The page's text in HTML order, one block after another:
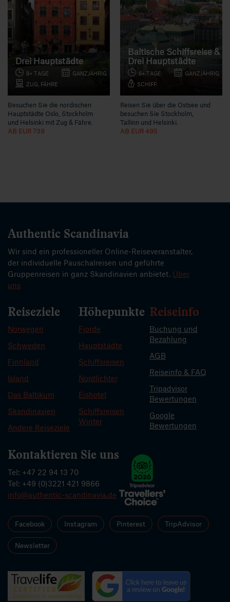
Drei Hauptstädte
8+ TAGE
GANZJÄHRIG
ZUG, FÄHRE
Besuchen Sie die nordischen
Hauptstädte Oslo, Stockholm
und Helsinki mit Zug & Fähre.
AB EUR 739
Baltische Schiffsreise &
Drei Hauptstädte
6+ TAGE
GANZJÄHRIG
SCHIFF
Reisen Sie über die Ostsee und
besuchen Sie Stockholm,
Tallinn und Helsinki.
AB EUR 495
Authentic Scandinavia
Wir sind ein professioneller Online-Reiseveranstalter,
der individuelle Pauschalreisen und geführte
Gruppenreisen in ganz Skandinavien anbietet. Über
uns
Kontaktieren Sie uns
Tel: +47 22 94 13 70
Tel: +49 (0)3221 421 9866
info@authentic-scandinavia.de
Facebook Instagram Pinterest TripAdvisor
Newsletter
Reiseziele
Norwegen
Schweden
Finnland
Island
Das Baltikum
Skandinavien
Andere Reiseziele
Höhepunkte
Fjorde
Hauptstädte
Schiffsreisen
Nordlichter
Eishotel
Schiffsreisen
Winter
Reiseinfo
Buchung und
Bezahlung
AGB
Reiseinfo & FAQ
Tripadvisor
Bewertungen
Google
Bewertungen